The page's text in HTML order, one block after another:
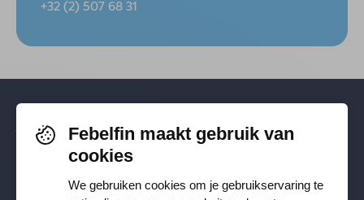
+32 (2) 507 68 31
Volg je ons al? Blijf op de hoogte via
Facebook,TikTok
Febelfin maakt gebruik van
cookies
We gebruiken cookies om je gebruikservaring te